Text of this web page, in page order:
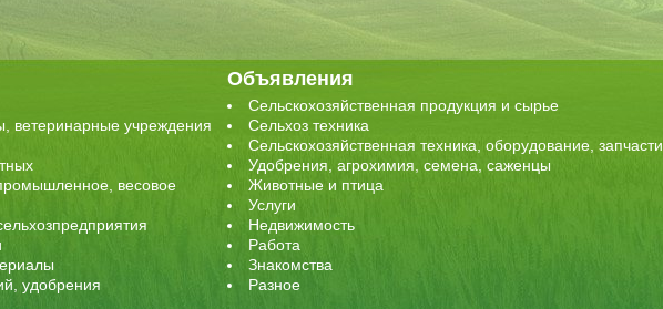
ветеринарные учреждения
весовое
удобрения
Объявления
Сельскохозяйственная продукция и сырье
Сельхоз техника
Сельскохозяйственная техника, оборудование, запчасти
Удобрения, агрохимия, семена, саженцы
Животные и птица
Услуги
Недвижимость
Работа
Знакомства
Разное